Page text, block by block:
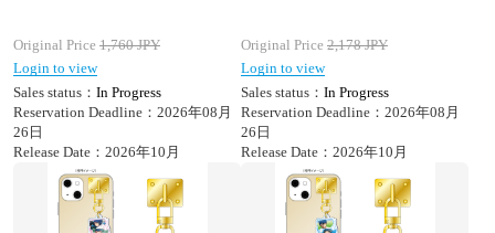
Original Price 1,760JPY
Login to view
Sales status： In Progress
Reservation Deadline：2026年08月
26日
Release Date：2026年10月
Original Price 2,178JPY
Login to view
Sales status： In Progress
Reservation Deadline：2026年08月
26日
Release Date：2026年10月